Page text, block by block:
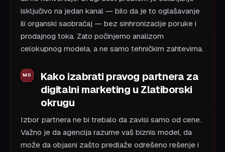
isključivo na jedan kanal — bilo da je to oglašavanje
ili organski saobraćaj — bez sinhronizacije poruke i
prodajnog toka. Zato počinjemo analizom
celokupnog modela, a ne samo tehničkim zahtevima.
Kako izabrati pravog partnera za
digitalni marketing u Zlatiborski
okrugu
Izbor partnera ne bi trebalo da zavisi samo od cene.
Važno je da agencija razume vaš biznis model, da
može da objasni zašto predlaže odrešeno rešenje i